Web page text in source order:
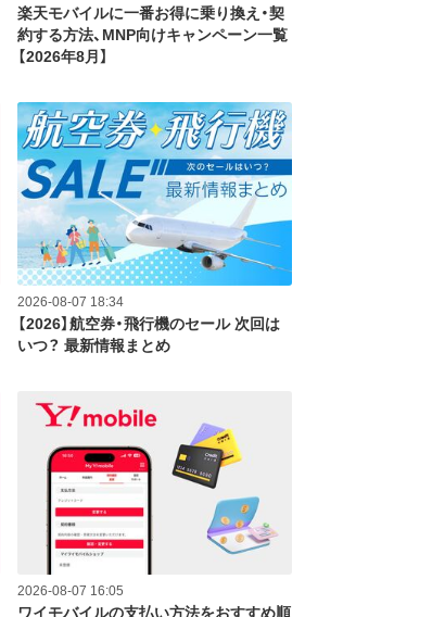
楽天モバイルに一番お得に乗り換え・契
約する方法、MNP向けキャンペーン一覧
【2026年8月】
2026-08-07 18:34
【2026】航空券・飛行機のセール 次回は
いつ？ 最新情報まとめ
2026-08-07 16:05
ワイモバイルの支払い方法をおすすめ順